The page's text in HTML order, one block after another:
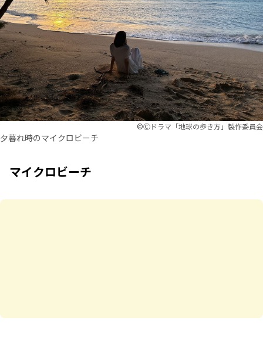
©︎Ⓒドラマ「地球の歩き方」製作委員会
夕暮れ時のマイクロビーチ
マイクロビーチ